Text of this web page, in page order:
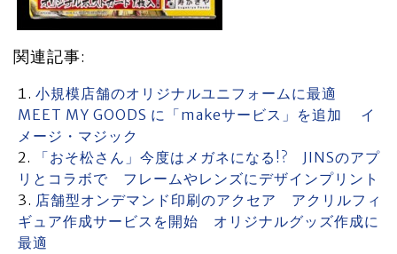
関連記事:
小規模店舗のオリジナルユニフォームに最適
MEET MY GOODS に「makeサービス」を追加 イ
メージ・マジック
「おそ松さん」今度はメガネになる!? JINSのアプ
リとコラボで フレームやレンズにデザインプリント
店舗型オンデマンド印刷のアクセア アクリルフィ
ギュア作成サービスを開始 オリジナルグッズ作成に
最適